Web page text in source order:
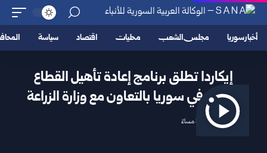
أخبار سوريا مجلس الشعب محليات اقتصاد سياسة
إيكاردا تطلق برنامج إعادة تأهيل القطاع
الزراعي في سوريا بالتعاون مع وزارة الزراعة
2025/10/21 5:52 مساءً